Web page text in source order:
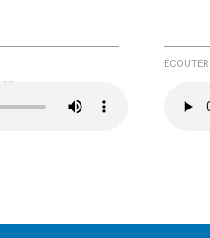
ÉCOUTER